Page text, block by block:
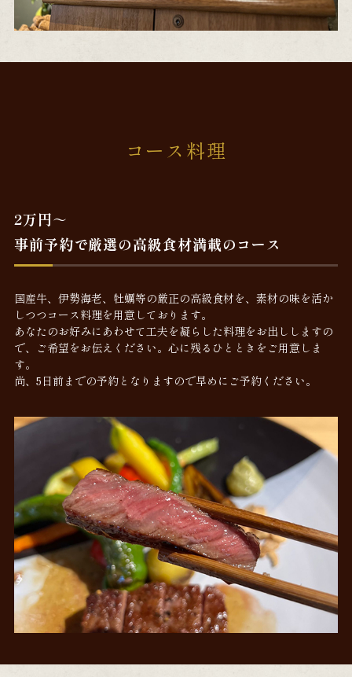
コース料理
2万円～
事前予約で厳選の高級食材満載のコース
国産牛、伊勢海老、牡蠣等の厳正の高級食材を、素材の味を活か
しつつコース料理を用意しております。
あなたのお好みにあわせて工夫を凝らした料理をお出ししますの
で、ご希望をお伝えください。心に残るひとときをご用意しま
す。
尚、5日前までの予約となりますので早めにご予約ください。